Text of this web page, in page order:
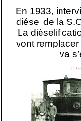
En 1933,
diésel de la
La
vont
va